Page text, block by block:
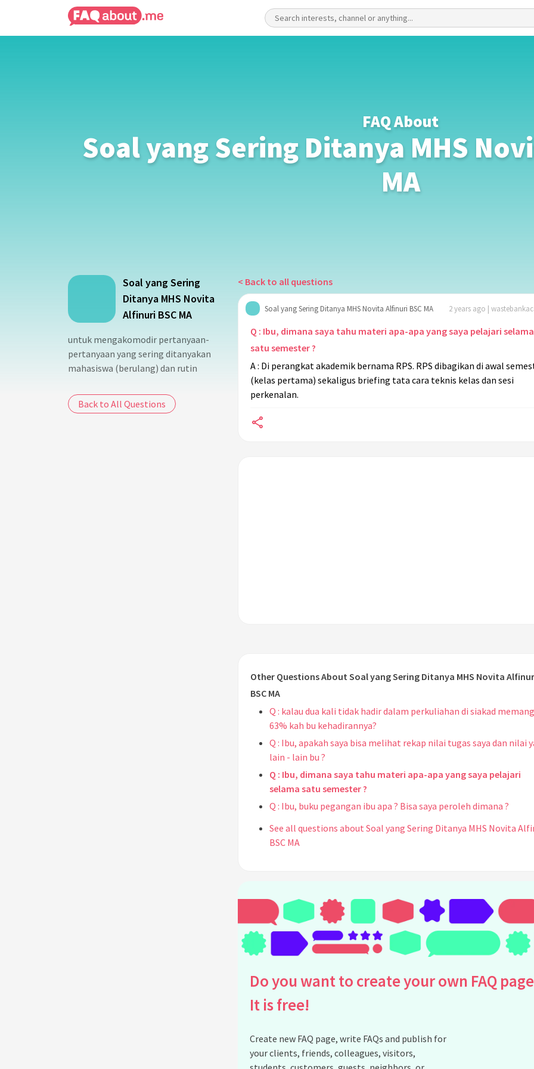
FAQ About
Soal yang Sering Ditanya MHS
MA
Soal yang Sering
Ditanya MHS Novita
Alfinuri BSC MA
untuk mengakomodir pertanyaan-
pertanyaan yang sering ditanyakan
mahasiswa (berulang) dan rutin
Back to All Questions
< Back to all questions
Soal yang Sering Ditanya MHS Novita Alfinuri BSC MA 2 years ago |
Q : Ibu, dimana saya tahu materi apa-apa yang saya pelajari selama
satu semester ?
A : Di perangkat akademik bernama RPS. RPS dibagikan di awal
(kelas pertama) sekaligus briefing tata cara teknis kelas dan sesi
perkenalan.
Other Questions About Soal yang Sering Ditanya MHS Novita
BSC MA
Q : kalau dua kali tidak hadir dalam perkuliahan di siakad memang
63% kah bu kehadirannya?
Q : Ibu, apakah saya bisa melihat rekap nilai tugas saya dan nilai
lain - lain bu ?
Q : Ibu, dimana saya tahu materi apa-apa yang saya pelajari
selama satu semester ?
Q : Ibu, buku pegangan ibu apa ? Bisa saya peroleh dimana ?
See all questions about Soal yang Sering Ditanya MHS Novita
BSC MA
Do you want to create your own FAQ
It is free!
Create new FAQ page, write FAQs and publish for
your clients, friends, colleagues, visitors,